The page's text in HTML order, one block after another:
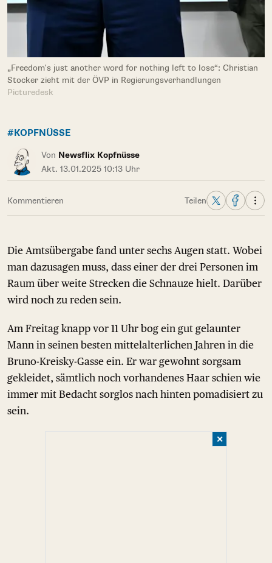
„Freedom's just another word for nothing left to lose“: Christian
Stocker zieht mit der ÖVP in Regierungsverhandlungen
Picturedesk
#KOPFNÜSSE
Von Newsflix Kopfnüsse
Akt. 13.01.2025 10:13 Uhr
Kommentieren Teilen
Die Amtsübergabe fand unter sechs Augen statt. Wobei
man dazusagen muss, dass einer der drei Personen im
Raum über weite Strecken die Schnauze hielt. Darüber
wird noch zu reden sein.
Am Freitag knapp vor 11 Uhr bog ein gut gelaunter
Mann in seinen besten mittelalterlichen Jahren in die
Bruno-Kreisky-Gasse ein. Er war gewohnt sorgsam
gekleidet, sämtlich noch vorhandenes Haar schien wie
immer mit Bedacht sorglos nach hinten pomadisiert zu
sein.
✕